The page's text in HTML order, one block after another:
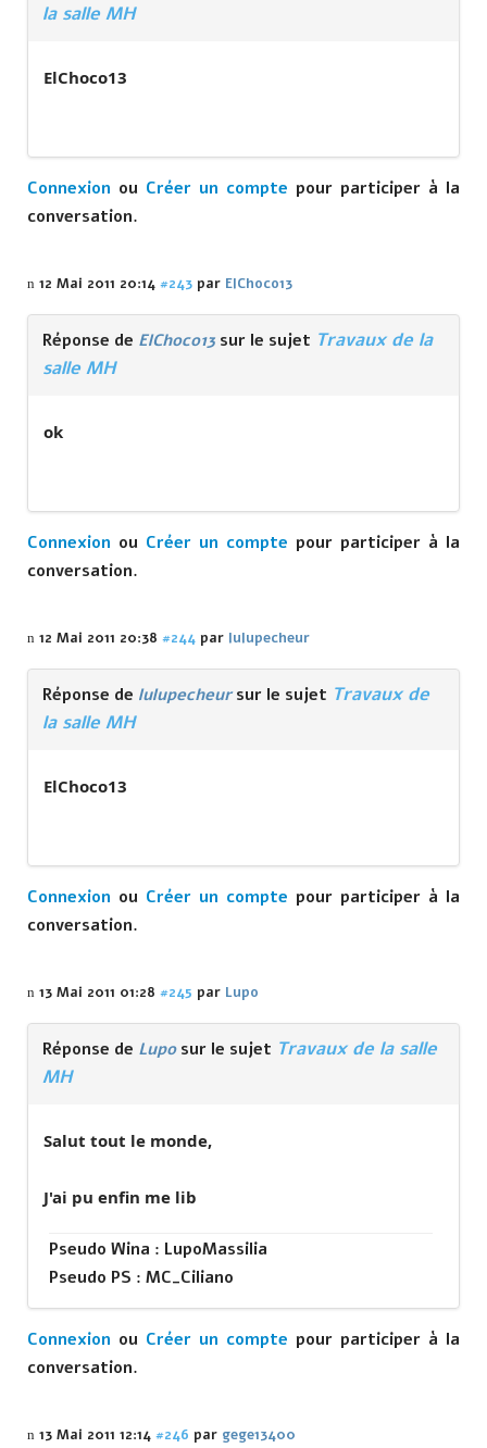
la salle MH
ElChoco13
Connexion ou Créer un compte pour participer à la
conversation.
12 Mai 2011 20:14 #243 par ElChoco13
Réponse de ElChoco13 sur le sujet Travaux de la
salle MH
ok
Connexion ou Créer un compte pour participer à la
conversation.
12 Mai 2011 20:38 #244 par lulupecheur
Réponse de lulupecheursur le sujet Travaux de
la salle MH
ElChoco13
Connexion ou Créer un compte pour participer à la
conversation.
13 Mai 2011 01:28 #245 par Lupo
Réponse de Luposur le sujet Travaux de la salle
MH
Salut tout le monde,
J'ai pu enfin me lib
Pseudo Wina : LupoMassilia
Pseudo PS : MC_Ciliano
Connexion ou Créer un compte pour participer à la
conversation.
13 Mai 2011 12:14 #246 par gege13400